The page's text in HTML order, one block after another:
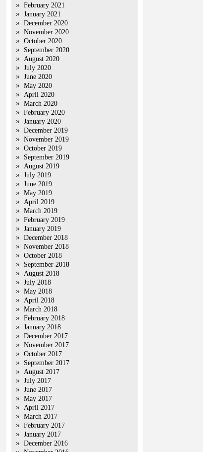
February 2021
January 2021
December 2020
November 2020
October 2020
September 2020
August 2020
July 2020
June 2020
May 2020
April 2020
March 2020
February 2020
January 2020
December 2019
November 2019
October 2019
September 2019
August 2019
July 2019
June 2019
May 2019
April 2019
March 2019
February 2019
January 2019
December 2018
November 2018
October 2018
September 2018
August 2018
July 2018
May 2018
April 2018
March 2018
February 2018
January 2018
December 2017
November 2017
October 2017
September 2017
August 2017
July 2017
June 2017
May 2017
April 2017
March 2017
February 2017
January 2017
December 2016